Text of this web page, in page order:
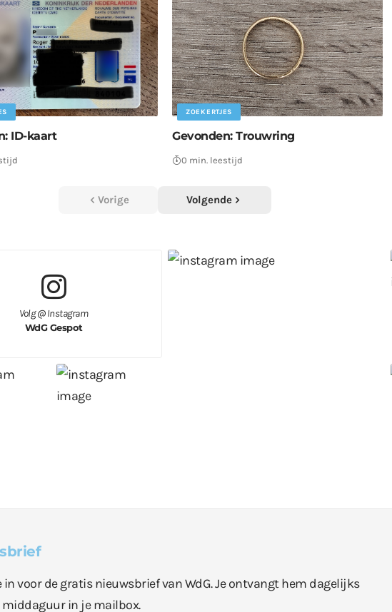
ID-kaart
ZOEKERTJES
Gevonden: Trouwring
0 min. leestijd
Vorige Volgende
Volg @ Instagram
WdG Gespot
in voor de gratis nieuwsbrief van WdG. Je ontvangt hem dagelijks
in je mailbox.